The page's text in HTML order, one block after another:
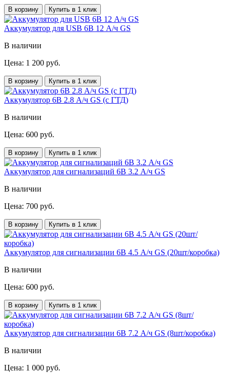
В корзину Купить в 1 клик
Аккумулятор для USB 6В 12 А/ч GS
В наличии
Цена: 1 200 руб.
В корзину Купить в 1 клик
Аккумулятор 6В 2.8 А/ч GS (с ГТД)
В наличии
Цена: 600 руб.
В корзину Купить в 1 клик
Аккумулятор для сигнализаций 6В 3.2 А/ч GS
В наличии
Цена: 700 руб.
В корзину Купить в 1 клик
Аккумулятор для сигнализации 6В 4.5 А/ч GS (20шт/коробка)
В наличии
Цена: 600 руб.
В корзину Купить в 1 клик
Аккумулятор для сигнализации 6В 7.2 А/ч GS (8шт/коробка)
В наличии
Цена: 1 000 руб.